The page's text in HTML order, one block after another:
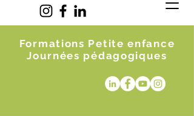
Formations Petite enfance
Journées pédagogiques